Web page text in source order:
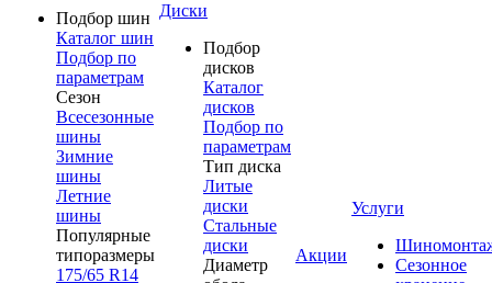
Подбор шин
Каталог шин
Подбор по
параметрам
Сезон
Всесезонные
шины
Зимние
шины
Летние
шины
Популярные
типоразмеры
175/65 R14
Диски
Подбор
дисков
Каталог
дисков
Подбор по
параметрам
Тип диска
Литые
диски
Стальные
диски
Диаметр
Акции
Услуги
Сезонное